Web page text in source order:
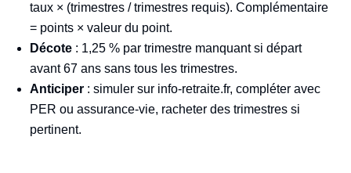
taux × (trimestres / trimestres requis). Complémentaire
= points × valeur du point.
Décote : 1,25 % par trimestre manquant si départ
avant 67 ans sans tous les trimestres.
Anticiper : simuler sur info-retraite.fr, compléter avec
PER ou assurance-vie, racheter des trimestres si
pertinent.